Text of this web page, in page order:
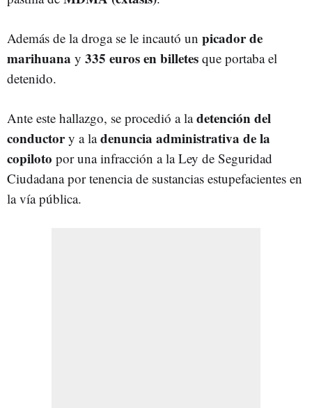
Además de la droga se le incautó un picador de
marihuana y 335 euros en billetes que portaba el
detenido.
Ante este hallazgo, se procedió a ladetención del
conductory a ladenuncia administrativa de la
copiloto por una infracción a la Ley de Seguridad
Ciudadana por tenencia de sustancias estupefacientes en
la vía pública.